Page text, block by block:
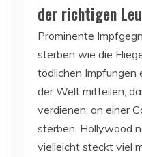
der richtigen
Prominente
sterben wie die
tödlichen Impfungen
der Welt mitteilen,
verdienen, an einer
sterben. Hollywood
vielleicht steckt viel